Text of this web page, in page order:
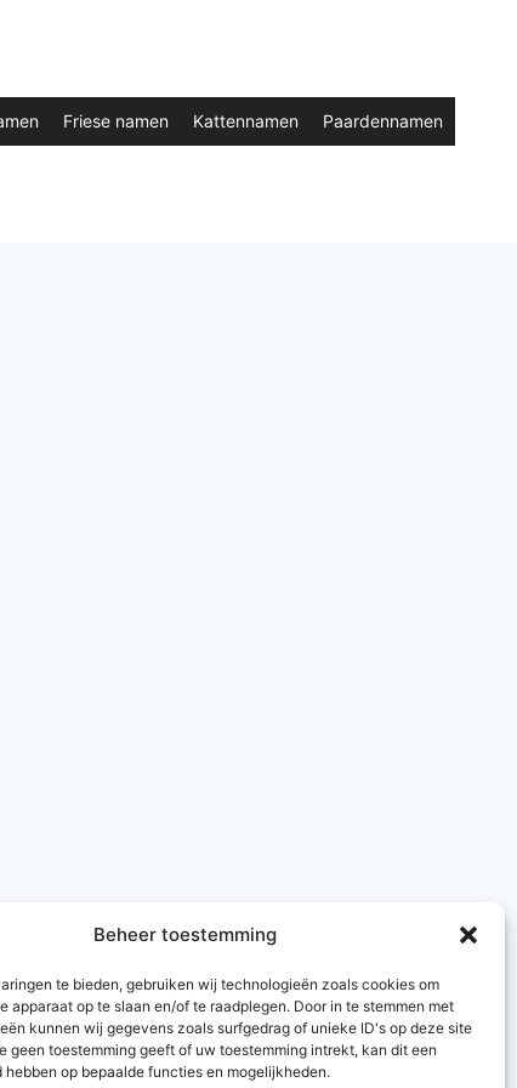
Beheer toestemming
te bieden, gebruiken wij technologieën zoals cookies om
apparaat op te slaan en/of te raadplegen. Door in te stemmen met
kunnen wij gegevens zoals surfgedrag of unieke ID's op deze site
geen toestemming geeft of uw toestemming intrekt, kan dit een
hebben op bepaalde functies en mogelijkheden.
Friese namen Kattennamen Paardennamen